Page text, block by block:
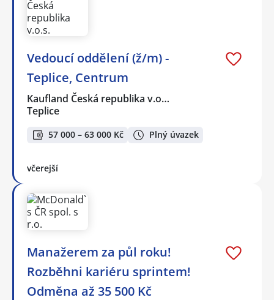
Vedoucí oddělení (ž/m) -
Teplice, Centrum
Kaufland Česká republika v.o…
Teplice
57 000 – 63 000 Kč Plný úvazek
včerejší
Manažerem za půl roku!
Rozběhni kariéru sprintem!
Odměna až 35 500 Kč